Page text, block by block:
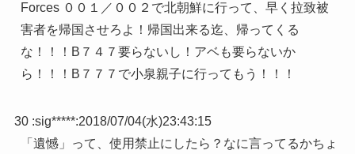
Forces ００１／００２で北朝鮮に行って、早く拉致被
害者を帰国させろよ！帰国出来る迄、帰ってくる
な！！！B７４７要らないし！アベも要らないか
ら！！！B７７７で小泉親子に行ってもう！！！
30 :sig*****:2018/07/04(水)23:43:15
「遺憾」って、使用禁止にしたら？なに言ってるかちょ